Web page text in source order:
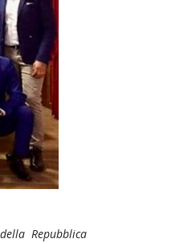
Repubblica